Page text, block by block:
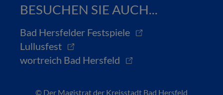
BESUCHEN SIE AUCH...
Bad Hersfelder Festspiele
Lullusfest
wortreich Bad Hersfeld
© Der Magistrat der Kreisstadt Bad Hersfeld